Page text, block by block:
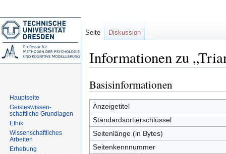
Informationen zu
Zur
Navigation
springen
Zur
Suche
springen
Basisinformationen
Anzeigetitel
Standardsortierschlüssel
Seitenlänge (in Bytes)
Seitenkennnummer
Seite Diskussion
Hauptseite
Geisteswissen-
schaftliche Grundlagen
Ethik
Wissenschaftliches
Arbeiten
Erhebung